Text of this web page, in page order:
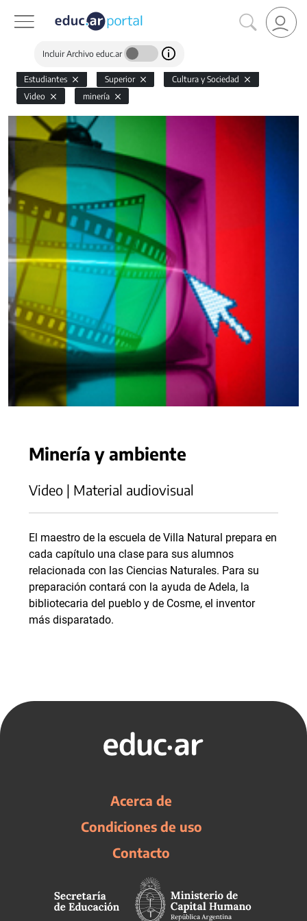
Incluir Archivo educ.ar
Estudiantes Superior
Cultura y Sociedad
Video
minería
Minería y ambiente
Video | Material audiovisual
El maestro de la escuela de Villa Natural prepara en
cada capítulo una clase para sus alumnos
relacionada con las Ciencias Naturales. Para su
preparación contará con la ayuda de Adela, la
bibliotecaria del pueblo y de Cosme, el inventor
más disparatado.
Acerca de
Condiciones de uso
Contacto